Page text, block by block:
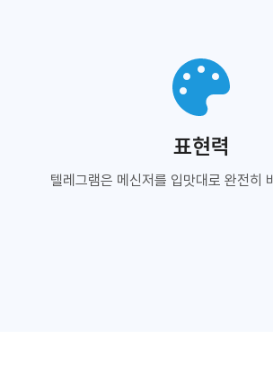
표현력
텔레그램은 메신저를 입맛대로 완전히